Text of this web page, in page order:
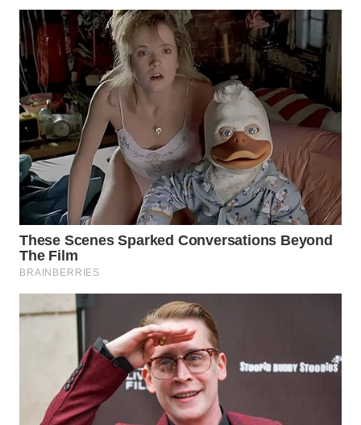
DANAU
TOBA
WN
NIAS
WN
LANGKAT
WN
TAPANULI
SELATAN
WN
TANJUNG
LESUNG
WN
SIMALUNGUN